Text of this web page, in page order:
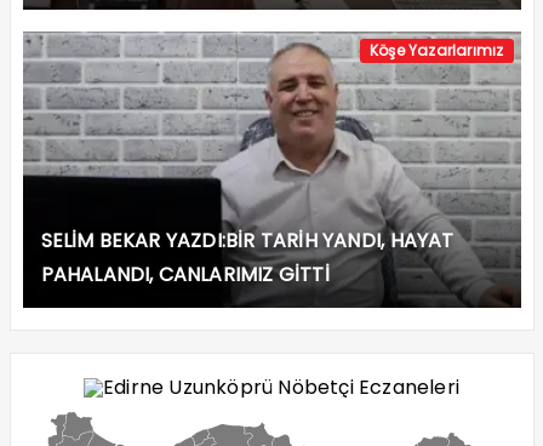
Köşe Yazarlarımız
SELİM BEKAR YAZDI:BİR TARİH YANDI, HAYAT
PAHALANDI, CANLARIMIZ GİTTİ